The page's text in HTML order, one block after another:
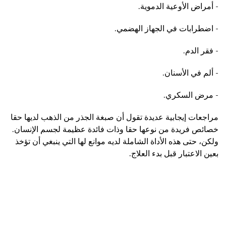
- أمراض الأوعية الدموية.
- اضطرابات في الجهاز الهضمي.
- فقر الدم.
- ألم في الأسنان.
- مرض السكري.
مراجعات إيجابية عديدة تقول أن صبغة الجذر من الذهب لديها حقا
خصائص فريدة من نوعها حقا وذات فائدة عظيمة لجسم الإنسان.
ولكن، حتى هذه الأداة الشاملة لديه موانع لها التي ينبغي أن تؤخذ
بعين الاعتبار قبل بدء العلاج.